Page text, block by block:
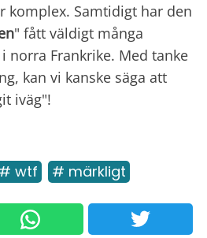
komplex. Samtidigt har den
" fått väldigt många
norra Frankrike. Med tanke
kan vi kanske säga att
iväg"!
# wtf # märkligt